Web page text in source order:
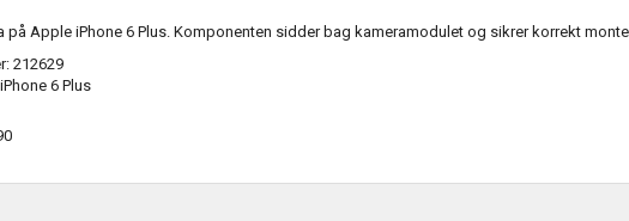
på Apple iPhone 6 Plus. Komponenten sidder bag kameramodulet og sikrer korrekt
212629
6 Plus